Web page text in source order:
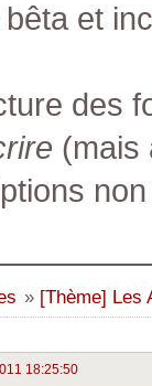
et
des
(mais
» [Thème] Les
18:25:50